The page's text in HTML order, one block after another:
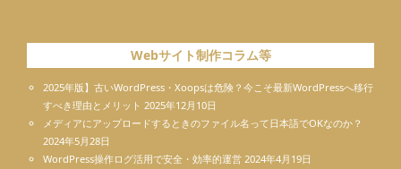
Webサイト制作コラム等
2025年版】古いWordPress・Xoopsは危険？今こそ最新WordPressへ移行
すべき理由とメリット 2025年12月10日
メディアにアップロードするときのファイル名って日本語でOKなのか？
2024年5月28日
WordPress操作ログ活用で安全・効率的運営 2024年4月19日